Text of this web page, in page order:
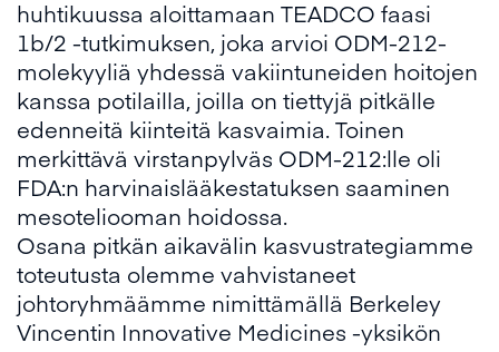
huhtikuussa aloittamaan TEADCO faasi
1b/2 -tutkimuksen, joka arvioi ODM-212-
molekyyliä yhdessä vakiintuneiden hoitojen
kanssa potilailla, joilla on tiettyjä pitkälle
edenneitä kiinteitä kasvaimia. Toinen
merkittävä virstanpylväs ODM-212:lle oli
FDA:n harvinaislääkestatuksen saaminen
mesoteliooman hoidossa.
Osana pitkän aikavälin kasvustrategiamme
toteutusta olemme vahvistaneet
johtoryhmäämme nimittämällä Berkeley
Vincentin Innovative Medicines -yksikön